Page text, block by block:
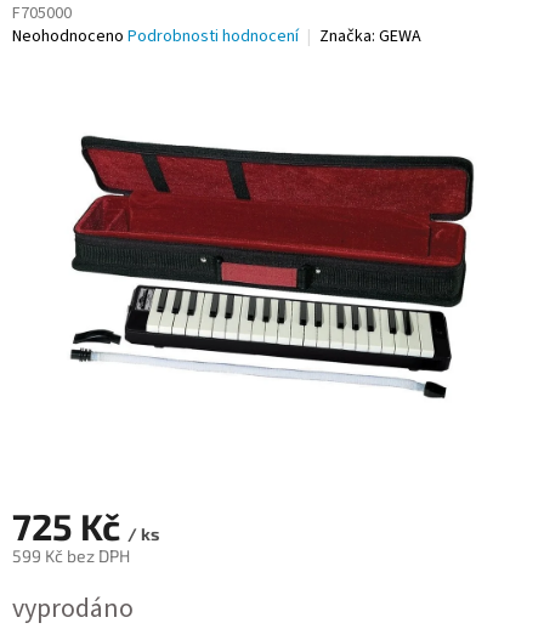
F705000
Průměrné
Neohodnoceno Podrobnosti hodnocení Značka: GEWA
725 Kč / ks
599 Kč bez DPH
cena:
vyprodáno